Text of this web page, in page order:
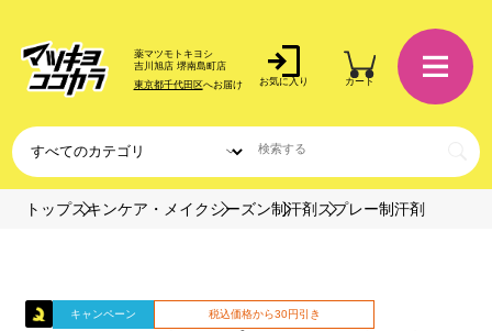
薬マツモトキヨシ
吉川旭店 堺南島町店
東京都千代田区へお届け お気に入り カート
トップスキンケア・メイク シーズン制汗剤 スプレー制汗剤
キャンペーン 税込価格から30円引き